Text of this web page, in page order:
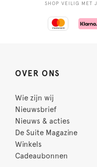
SHOP VEILIG MET
OVER ONS
Wie zijn wij
Nieuwsbrief
Nieuws & acties
De Suite Magazine
Winkels
Cadeaubonnen